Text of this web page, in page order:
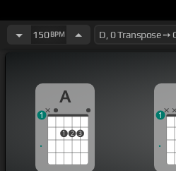
150BPM
A
1 2 3
1 1